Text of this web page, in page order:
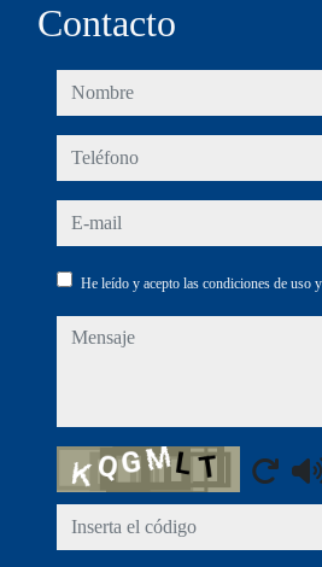
Contacto
nombre
teléfono
e-mail
He leído y acepto las condiciones de uso y
mensaje
Captcha